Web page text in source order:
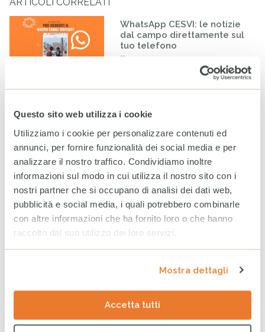
Questo sito web utilizza i cookie
Utilizziamo i cookie per personalizzare contenuti ed
annunci, per fornire funzionalità dei social media e per
analizzare il nostro traffico. Condividiamo inoltre
informazioni sul modo in cui utilizza il nostro sito con i
nostri partner che si occupano di analisi dei dati web,
pubblicità e social media, i quali potrebbero combinarle
con altre informazioni che ha fornito loro o che hanno
raccolto dal suo utilizzo dei loro servizi.
Mostra dettagli
Accetta tutti
WhatsApp CESVI: le notizie
dal campo direttamente sul
tuo telefono
compromettere il futuro di
COMPASS: il ruolo della rete
per l’evoluzione digitale del
Terzo Settore
24 LUGLIO 2026
Acqua pulita a Gaza: grazie
al PD Adda Martesana e
di CESVI a favore della
popolazione della Striscia